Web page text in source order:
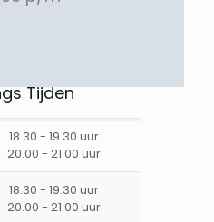
Tijden
18.30 - 19.30 uur
20.00 - 21.00 uur
18.30 - 19.30 uur
20.00 - 21.00 uur